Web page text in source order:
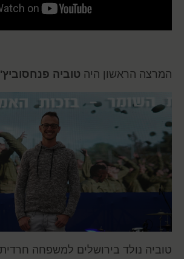
המרצה הראשון היה טוביה פנחסוביץ'